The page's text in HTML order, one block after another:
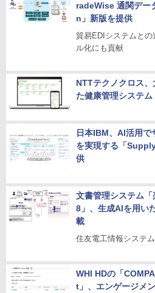
radeWise 通関デ
n」新版を提供
貿易EDIシステムと
ル化にも貢献
NTTテクノクロス
た健康管理システ
日本IBM、AI活用で
を実現する「
供
文書管理システム
8」、生成AIを用い
載
住友電工情報システ
WHI HDの「
t」、エンゲージメ